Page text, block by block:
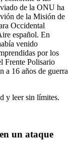
de la ONU ha
de la Misión de
Occidental
español. En
venido
por los
Frente Polisario
a 16 años de guerra
y leer sin límites.
un ataque